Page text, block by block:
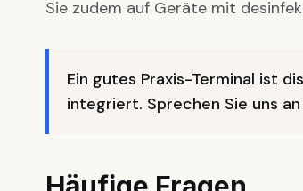
Sie zudem auf Geräte mit
Ein gutes Praxis-Terminal ist
integriert. Sprechen Sie uns